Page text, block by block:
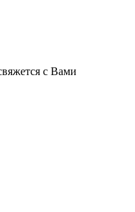
с Вами